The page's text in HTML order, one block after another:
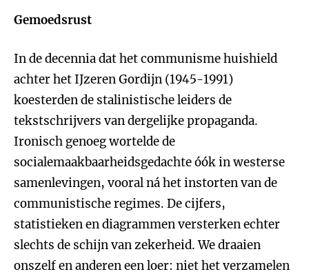
Gemoedsrust
In de decennia dat het communisme huishield
achter het IJzeren Gordijn (1945-1991)
koesterden de stalinistische leiders de
tekstschrijvers van dergelijke propaganda.
Ironisch genoeg wortelde de
socialemaakbaarheidsgedachte óók in westerse
samenlevingen, vooral ná het instorten van de
communistische regimes. De cijfers,
statistieken en diagrammen versterken echter
slechts de schijn van zekerheid. We draaien
onszelf en anderen een loer: niet het verzamelen